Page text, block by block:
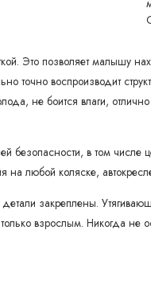
Это позволяет малышу
точно воспроизводит
не боится влаги,
безопасности, в том числе
любой коляске,
закреплены.
взрослым. Никогда не